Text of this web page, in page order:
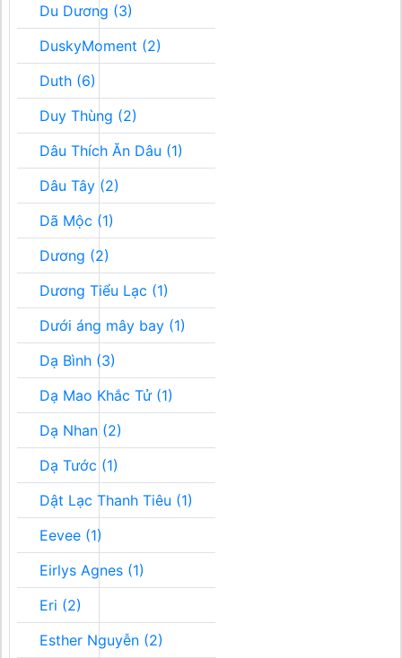
Du Dương (3)
DuskyMoment (2)
Duth (6)
Duy Thùng (2)
Dâu Thích Ăn Dâu (1)
Dâu Tây (2)
Dã Mộc (1)
Dương (2)
Dương Tiểu Lạc (1)
Dưới áng mây bay (1)
Dạ Bình (3)
Dạ Mao Khắc Tử (1)
Dạ Nhan (2)
Dạ Tước (1)
Dật Lạc Thanh Tiêu (1)
Eevee (1)
Eirlys Agnes (1)
Eri (2)
Esther Nguyễn (2)